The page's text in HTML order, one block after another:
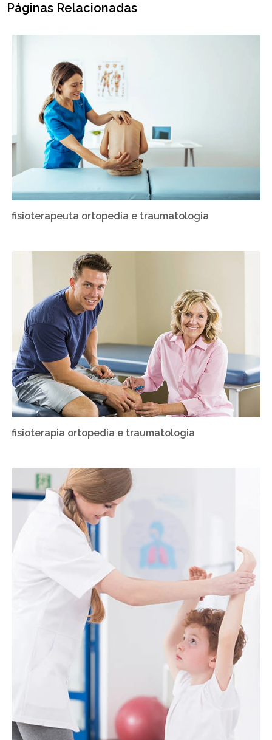
Páginas Relacionadas
fisioterapeuta ortopedia e traumatologia
fisioterapia ortopedia e traumatologia